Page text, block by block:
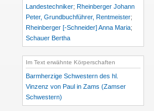
Landestechniker; Rheinberger Johann
Peter, Grundbuchführer, Rentmeister;
Rheinberger [-Schneider] Anna Maria;
Schauer Bertha
Im Text erwähnte Körperschaften
Barmherzige Schwestern des hl.
Vinzenz von Paul in Zams (Zamser
Schwestern)